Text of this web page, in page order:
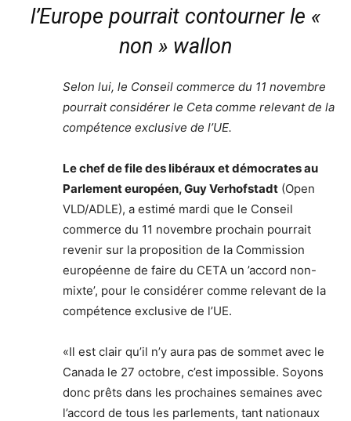
l’Europe pourrait contourner le «
non » wallon
Selon lui, le Conseil commerce du 11 novembre
pourrait considérer le Ceta comme relevant de la
compétence exclusive de l’UE.
Le chef de file des libéraux et démocrates au
Parlement européen, Guy Verhofstadt (Open
VLD/ADLE), a estimé mardi que le Conseil
commerce du 11 novembre prochain pourrait
revenir sur la proposition de la Commission
européenne de faire du CETA un ’accord non-
mixte’, pour le considérer comme relevant de la
compétence exclusive de l’UE.
«Il est clair qu’il n’y aura pas de sommet avec le
Canada le 27 octobre, c’est impossible. Soyons
donc prêts dans les prochaines semaines avec
l’accord de tous les parlements, tant nationaux